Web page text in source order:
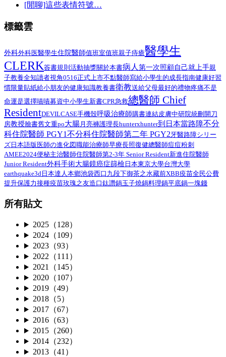
[閒聊]這些表情符號…
標籤雲
外科外科医醫學生住院醫師值班室值班親子痔瘡醫學生
CLERK簽書規則 活動抽獎關於本書病人 第一次照顧自己就上手親
子教養全知讀者視角0516正式上市不點醫師寫給小學生的成長指南健康好習
慣限量貼紙給小朋友的健康知識教養書衛教送給父母最好的禮物疼痛不是
命運是選擇嘖嘖募資中小學生新書CPR急救總醫師 Chief
ResidentDEVILCASE手機殼呼吸治療師購書連結皮膚中研院統刪 開刀
房教授臉書舊文重po大腸 月亮褲護理長hunterxhunter到日本當路障不分
科住院醫師 PGY1不分科住院醫師第二年 PGY2牙醫路障シリー
ズ日本語版医師の進化図職能治療師早療長照復健總醫師痘痘粉刺
AMEE2024便秘主治醫師住院醫師第2-3年 Senior Resident新進住院醫師
Junior Resident外科手術大腸鏡癌症篩檢 日本東京大學台灣大學
earthquake3d 日本達人本鄉池袋西口 九段下御茶之水藏前XBB疫苗全民公費
提升保護力接種疫苗玫瑰之友造口鈦讚鍋玉子燒鍋料理鍋平底鍋一塊錢
所有貼文
2025（128）
2024（109）
2023（93）
2022（111）
2021（145）
2020（107）
2019（49）
2018（5）
2017（67）
2016（63）
2015（260）
2014（232）
2013（41）